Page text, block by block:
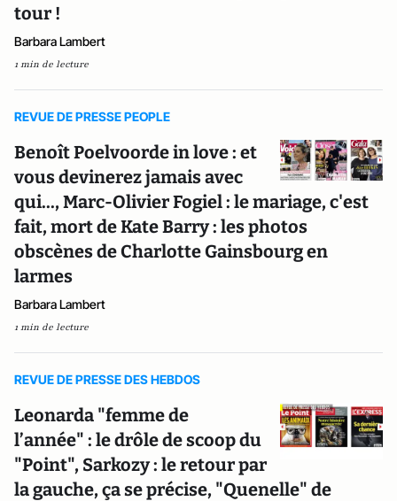
tour !
Barbara Lambert
1 min de lecture
REVUE DE PRESSE PEOPLE
Benoît Poelvoorde in love : et
vous devinerez jamais avec
qui..., Marc-Olivier Fogiel : le mariage, c'est
fait, mort de Kate Barry : les photos
obscènes de Charlotte Gainsbourg en
larmes
Barbara Lambert
1 min de lecture
REVUE DE PRESSE DES HEBDOS
Leonarda "femme de
l’année" : le drôle de scoop du
"Point", Sarkozy : le retour par
la gauche, ça se précise, "Quenelle" de